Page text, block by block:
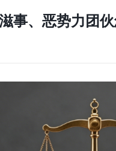
事、恶势力团